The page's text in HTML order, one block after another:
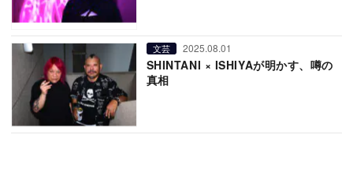
文芸 2025.08.01
SHINTANI × ISHIYAが明かす、噂の
真相